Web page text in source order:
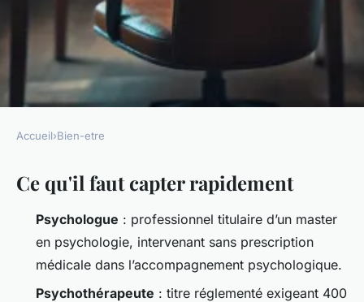
Découvrez les secrets d'un
soutien psychologique
optimisé
14 min de lecture
Accueil›Bien-etre
Ce qu'il faut capter rapidement
Psychologue : professionnel titulaire d’un master
en psychologie, intervenant sans prescription
médicale dans l’accompagnement psychologique.
Psychothérapeute : titre réglementé exigeant 400